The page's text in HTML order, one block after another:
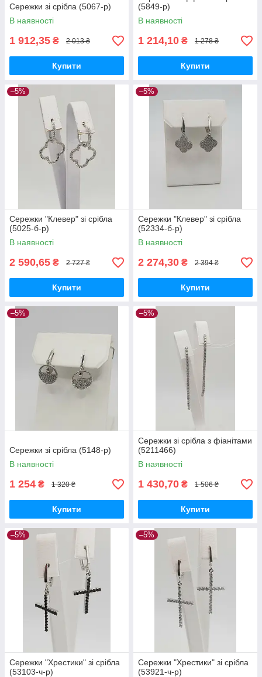
Сережки зі срібла (5067-р)
В наявності
1 912,35 ₴ 2 013 ₴
Купити
(5849-р)
В наявності
1 214,10 ₴ 1 278 ₴
Купити
–5%
Сережки "Клевер" зі срібла
(5025-б-р)
В наявності
2 590,65 ₴ 2 727 ₴
Купити
–5%
Сережки "Клевер" зі срібла
(52334-б-р)
В наявності
2 274,30 ₴ 2 394 ₴
Купити
–5%
Сережки зі срібла (5148-р)
В наявності
1 254 ₴ 1 320 ₴
Купити
–5%
Сережки зі срібла з фіанітами
(5211466)
В наявності
1 430,70 ₴ 1 506 ₴
Купити
–5%
Сережки "Хрестики" зі срібла
(53103-ч-р)
–5%
Сережки "Хрестики" зі срібла
(53921-ч-р)